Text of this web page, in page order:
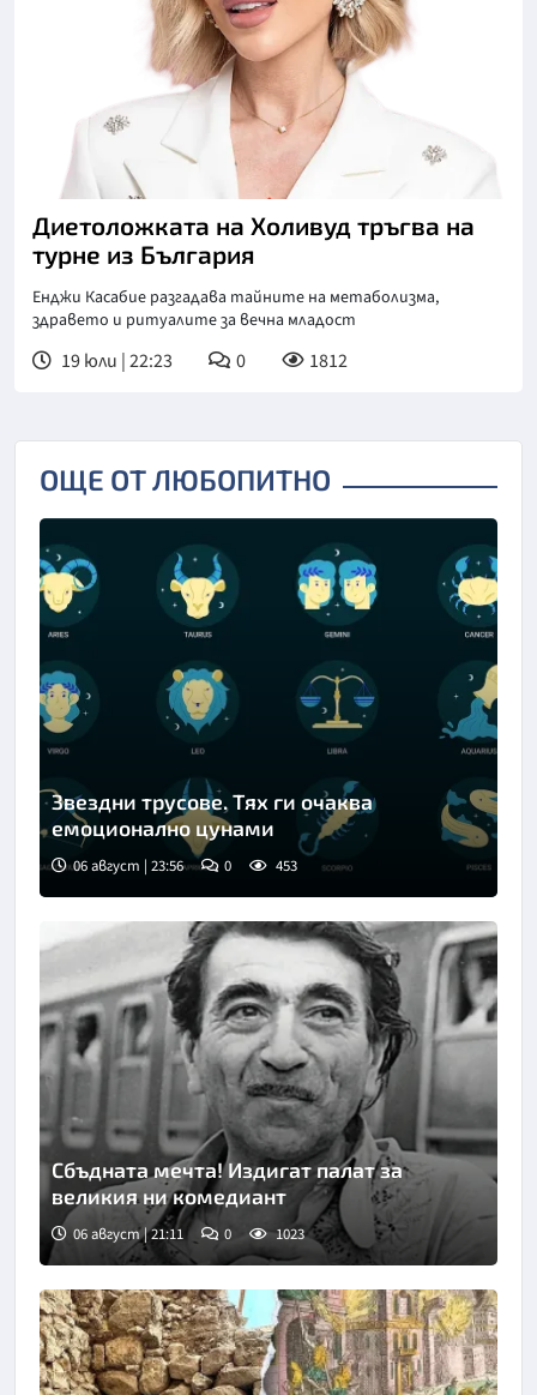
Диетоложката на Холивуд тръгва на
турне из България
Енджи Касабие разгадава тайните на метаболизма,
здравето и ритуалите за вечна младост
19 юли | 22:23 0 1812
ОЩЕ ОТ ЛЮБОПИТНО
Снимка: Freepik
Звездни трусове. Тях ги очаква
емоционално цунами
06 август | 23:56 0 453
Сбъдната мечта! Издигат палат за
великия ни комедиант
06 август | 21:11 0 1023